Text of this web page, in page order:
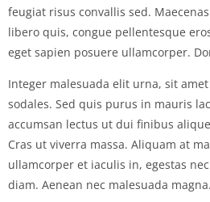
feugiat risus convallis sed.
libero quis, congue pellentesque
eget sapien posuere ullamcorper.
Integer malesuada elit urna, sit
sodales. Sed quis purus in mauris
accumsan lectus ut dui finibus
Cras ut viverra massa. Aliquam at
ullamcorper et iaculis in, egestas
diam. Aenean nec malesuada magna.